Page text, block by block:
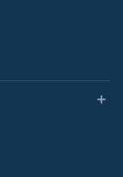
＋